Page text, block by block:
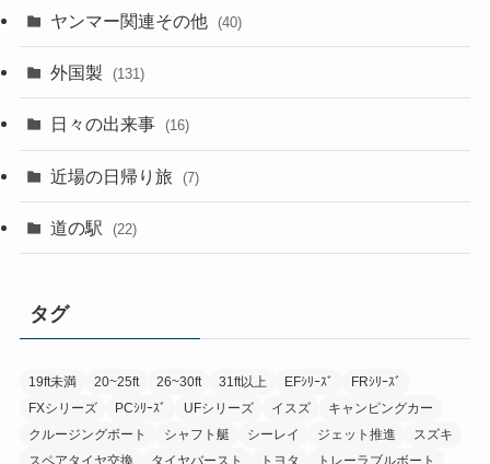
ヤンマー関連その他 (40)
外国製 (131)
日々の出来事 (16)
近場の日帰り旅 (7)
道の駅 (22)
タグ
19ft未満 20~25ft 26~30ft 31ft以上 EFｼﾘｰｽﾞ
FRｼﾘｰｽﾞ
FXシリーズ
PCｼﾘｰｽﾞ UFシリーズ イスズ
キャンピングカー
クルージングボート
シャフト艇 シーレイ ジェット推進
スズキ
スペアタイヤ交換
タイヤバースト トヨタ
トレーラブルボート